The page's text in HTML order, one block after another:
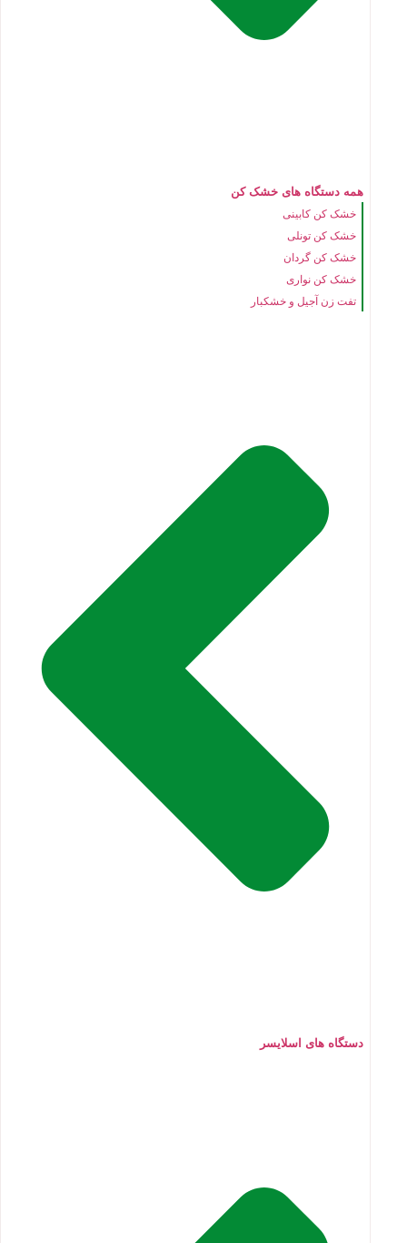
همه دستگاه های خشک کن
خشک کن کابینی
خشک کن تونلی
خشک کن گردان
خشک کن نواری
تفت زن آجیل و خشکبار
دستگاه های اسلایسر